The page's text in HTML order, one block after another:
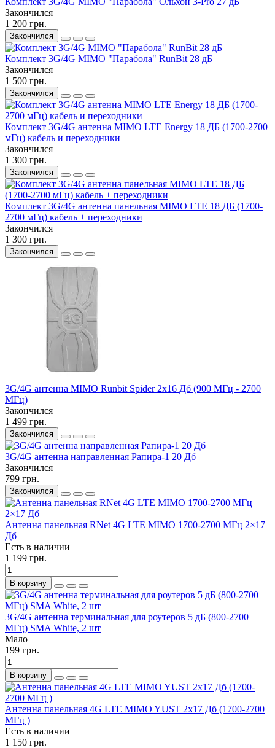
Закончился
1 200 грн.
Закончился
Комплект 3G/4G MIMO "Парабола" RunBit 28 дБ
Закончился
1 500 грн.
Закончился
Комплект 3G/4G антенна MIMO LTE Energy 18 ДБ (1700-2700
мГц) кабель и переходники
Закончился
1 300 грн.
Закончился
Комплект 3G/4G антенна панельная MIMO LTE 18 ДБ (1700-
2700 мГц) кабель + переходники
Закончился
1 300 грн.
Закончился
3G/4G антенна MIMO Runbit Spider 2х16 Дб (900 МГц - 2700
МГц)
Закончился
1 499 грн.
Закончился
3G/4G антенна направленная Рапира-1 20 Дб
Закончился
799 грн.
Закончился
Антенна панельная RNet 4G LTE MIMO 1700-2700 МГц 2×17
Дб
Есть в наличии
1 199 грн.
В корзину
3G/4G антенна терминальная для роутеров 5 дБ (800-2700
МГц) SMA White, 2 шт
Мало
199 грн.
В корзину
Антенна панельная 4G LTE MIMO YUST 2x17 Дб (1700-2700
МГц )
Есть в наличии
1 150 грн.